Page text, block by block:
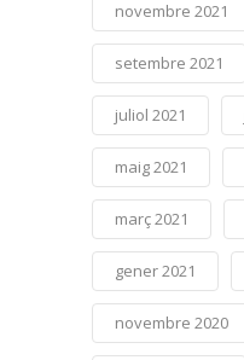
novembre 2021
setembre 2021
juliol 2021
maig 2021
març 2021
gener 2021
novembre 2020